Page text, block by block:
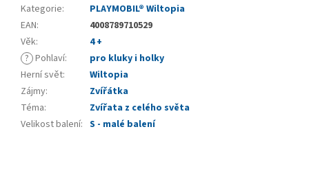
Kategorie:
PLAYMOBIL® Wiltopia
EAN:
4008789710529
Věk:
4 +
? Pohlaví:
pro kluky i holky
Herní svět:
Wiltopia
Zájmy:
Zvířátka
Téma:
Zvířata z celého světa
Velikost balení: S - malé balení